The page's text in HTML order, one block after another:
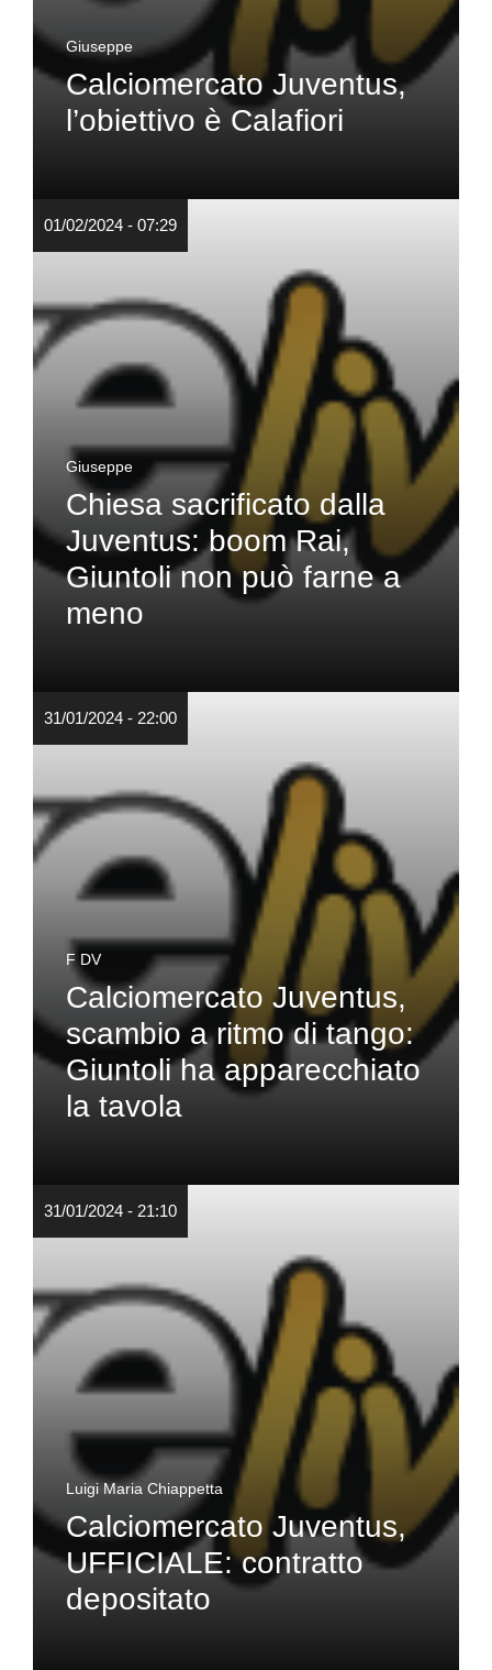
Giuseppe
Calciomercato Juventus,
l’obiettivo è Calafiori
01/02/2024 - 07:29
Giuseppe
Chiesa sacrificato dalla
Juventus: boom Rai,
Giuntoli non può farne a
meno
31/01/2024 - 22:00
F DV
Calciomercato Juventus,
scambio a ritmo di tango:
Giuntoli ha apparecchiato
la tavola
31/01/2024 - 21:10
Luigi Maria Chiappetta
Calciomercato Juventus,
UFFICIALE: contratto
depositato